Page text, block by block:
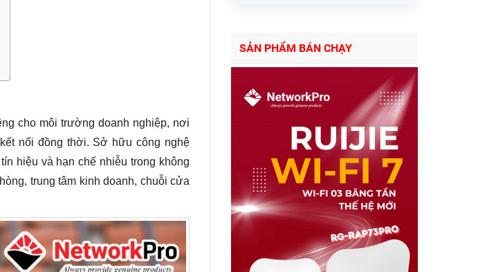
cho môi trường doanh nghiệp, nơi
nối đồng thời. Sở hữu công nghệ
hiệu và hạn chế nhiễu trong không
trung tâm kinh doanh, chuỗi cửa
SẢN PHẨM BÁN CHẠY